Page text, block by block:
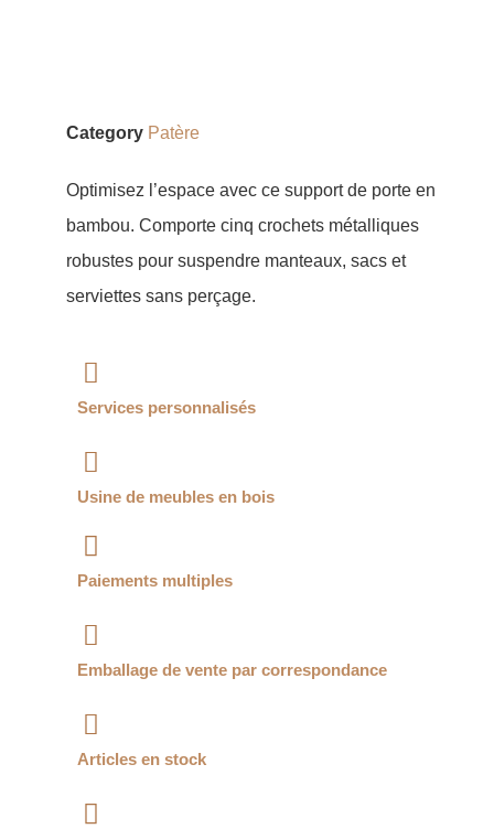
Category Patère
Optimisez l’espace avec ce support de porte en
bambou. Comporte cinq crochets métalliques
robustes pour suspendre manteaux, sacs et
serviettes sans perçage.
Services personnalisés
Usine de meubles en bois
Paiements multiples
Emballage de vente par correspondance
Articles en stock